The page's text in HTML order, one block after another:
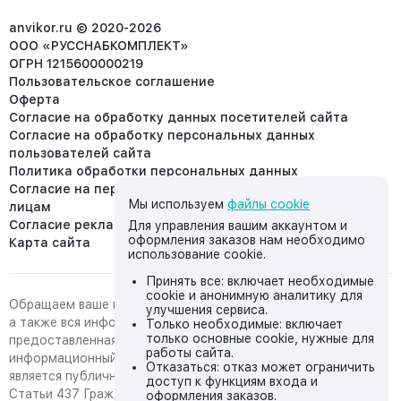
anvikor.ru © 2020-2026
ООО «РУССНАБКОМПЛЕКТ»
ОГРН 1215600000219
Пользовательское соглашение
Оферта
Согласие на обработку данных посетителей сайта
Согласие на обработку персональных данных
пользователей сайта
Политика обработки персональных данных
Согласие на передачу персональных данных третьим
лицам
Согласие реклама
Карта сайта
Обращаем ваше внимание на то, что данный интернет-сайт,
а также вся информация о товарах и ценах,
предоставленная на нём, носит исключительно
информационный характер и ни при каких условиях не
является публичной офертой, определяемой положениями
Статьи 437 Гражданского кодекса Российской Федерации.
Мы используем файлы cookie
Для управления вашим аккаунтом и
оформления заказов нам необходимо
использование cookie.
Принять все: включает необходимые
cookie и анонимную аналитику для
улучшения сервиса.
Только необходимые: включает
только основные cookie, нужные для
работы сайта.
Отказаться: отказ может ограничить
доступ к функциям входа и
оформления заказов.